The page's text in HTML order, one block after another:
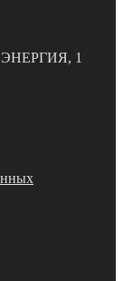
ЭНЕРГИЯ, 1